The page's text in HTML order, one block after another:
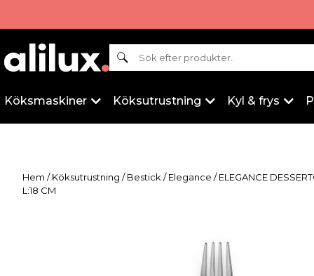
Sök
Köksmaskiner Köksutrustning Kyl & frys
Hem /Köksutrustning /Bestick /Elegance / ELEGANCE
L:18 CM